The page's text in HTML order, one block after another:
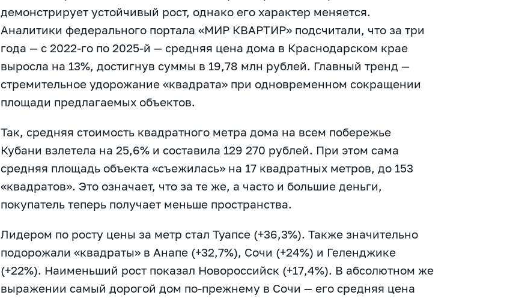
демонстрирует устойчивый рост, однако его характер меняется.
Аналитики федерального портала «МИР КВАРТИР» подсчитали, что за три
года — с 2022-го по 2025-й — средняя цена дома в Краснодарском крае
выросла на 13%, достигнув суммы в 19,78 млн рублей. Главный тренд —
стремительное удорожание «квадрата» при одновременном сокращении
площади предлагаемых объектов.
Так, средняя стоимость квадратного метра дома на всем побережье
Кубани взлетела на 25,6% и составила 129 270 рублей. При этом сама
средняя площадь объекта «съежилась» на 17 квадратных метров, до 153
«квадратов». Это означает, что за те же, а часто и большие деньги,
покупатель теперь получает меньше пространства.
Лидером по росту цены за метр стал Туапсе (+36,3%). Также значительно
подорожали «квадраты» в Анапе (+32,7%), Сочи (+24%) и Геленджике
(+22%). Наименьший рост показал Новороссийск (+17,4%). В абсолютном же
выражении самый дорогой дом по-прежнему в Сочи — его средняя цена